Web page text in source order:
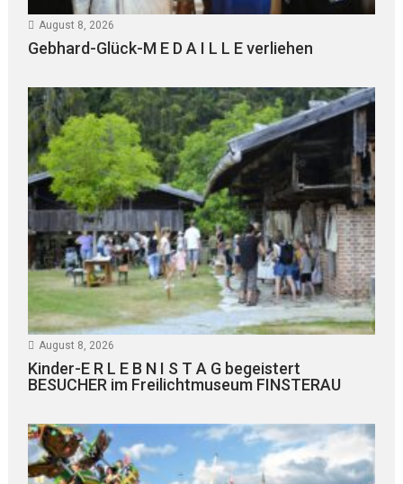
August 8, 2026
Gebhard-Glück-M E D A I L L E verliehen
August 8, 2026
Kinder-E R L E B N I S T A G begeistert
BESUCHER im Freilichtmuseum FINSTERAU